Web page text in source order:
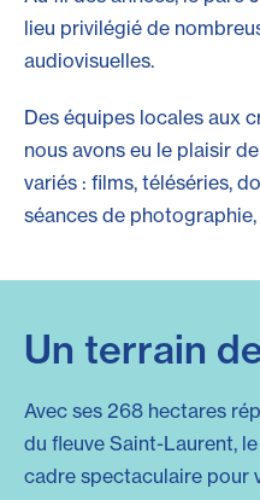
lieu privilégié de
audiovisuelles.
Des équipes locales aux
nous avons eu le plaisir
variés : films, téléséries,
séances de
Un terrain
Avec ses 268 hectares
du fleuve Saint-Laurent,
cadre spectaculaire pour